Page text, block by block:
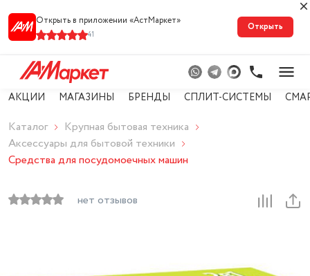
Открыть в приложении «АстМарке‪т‬»
41
Открыть
АКЦИИ МАГАЗИНЫ БРЕНДЫ СПЛИТ-СИСТЕМЫ
Каталог
Крупная бытовая техника
Аксессуары для бытовой техники
Средства для посудомоечных машин
нет отзывов